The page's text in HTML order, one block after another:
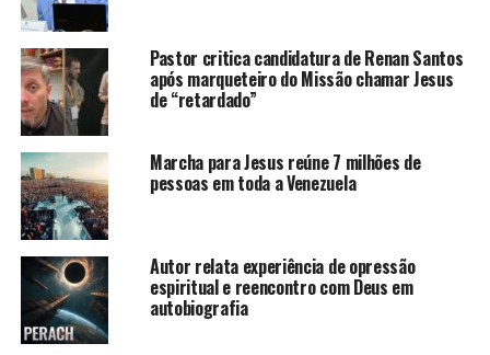
Pastor critica candidatura de Renan Santos
após marqueteiro do Missão chamar Jesus
de “retardado”
Marcha para Jesus reúne 7 milhões de
pessoas em toda a Venezuela
Autor relata experiência de opressão
espiritual e reencontro com Deus em
autobiografia